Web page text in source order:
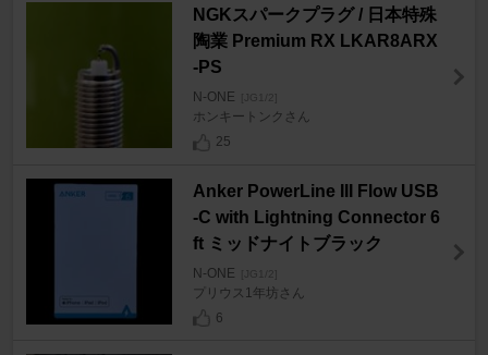
NGKスパークプラグ / 日本特殊
陶業 Premium RX LKAR8ARX
-PS
N-ONE [JG1/2]
ホンキートンクさん
25
Anker PowerLine III Flow USB
-C with Lightning Connector 6
ft ミッドナイトブラック
N-ONE [JG1/2]
プリウス1年坊さん
6